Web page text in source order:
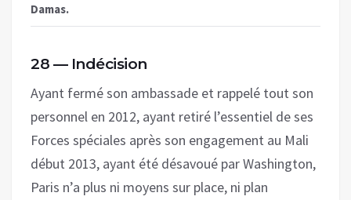
Damas.
28 — Indécision
Ayant fermé son ambassade et rappelé tout son
personnel en 2012, ayant retiré l’essentiel de ses
Forces spéciales après son engagement au Mali
début 2013, ayant été désavoué par Washington,
Paris n’a plus ni moyens sur place, ni plan